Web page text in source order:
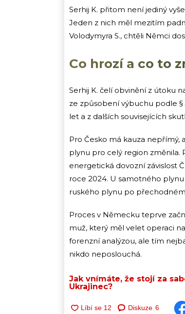
Serhij K. přitom není jediný
Jeden z nich měl mezitím
Volodymyra S., chtěli Němci
Co hrozí a co to
Serhij K. čelí obvinění z útoku
ze způsobení výbuchu podle
let a z dalších souvisejících
Pro Česko má kauza nepřímý,
plynu pro celý region změnila.
energetická dovozní závislost
roce 2024. U samotného
ruského plynu po
Proces v Německu teprve
muž, který měl velet operaci
forenzní analýzou, ale tím
nikdo neposlouchá.
Jak vnímáte, že stojí za
Ukrajinec?
Diskuze 6